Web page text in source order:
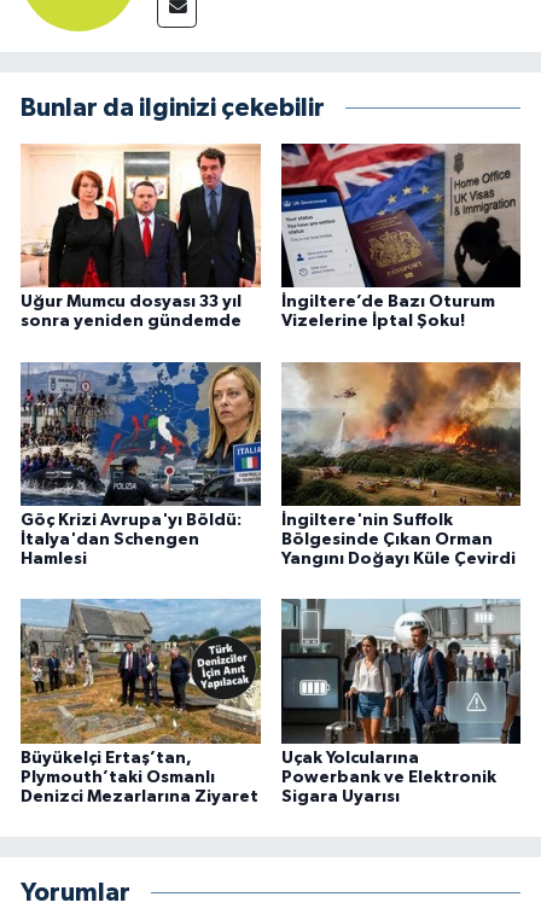
Bunlar da ilginizi çekebilir
Uğur Mumcu dosyası 33 yıl
sonra yeniden gündemde
İngiltere’de Bazı Oturum
Vizelerine İptal Şoku!
Göç Krizi Avrupa'yı Böldü:
İtalya'dan Schengen
Hamlesi
İngiltere'nin Suffolk
Bölgesinde Çıkan Orman
Yangını Doğayı Küle Çevirdi
Büyükelçi Ertaş’tan,
Plymouth’taki Osmanlı
Denizci Mezarlarına Ziyaret
Uçak Yolcularına
Powerbank ve Elektronik
Sigara Uyarısı
Yorumlar